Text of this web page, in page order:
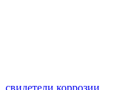
свидетели коррозии